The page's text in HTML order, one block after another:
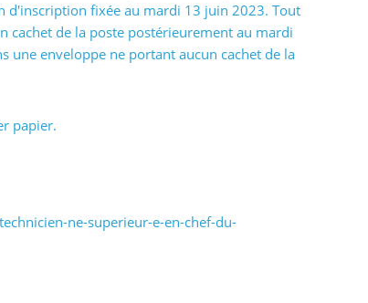
d'inscription fixée au mardi 13 juin 2023. Tout
cachet de la poste postérieurement au mardi
une enveloppe ne portant aucun cachet de la
papier.
ne-superieur-e-en-chef-du-